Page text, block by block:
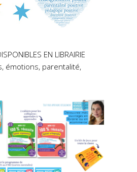
EN LIBRAIRIE
émotions, parentalité,